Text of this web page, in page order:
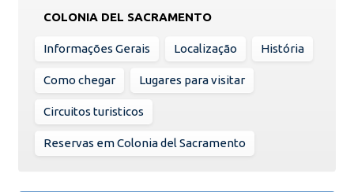
COLONIA DEL SACRAMENTO
Informações Gerais Localização História
Como chegar Lugares para visitar
Circuitos turisticos
Reservas em Colonia del Sacramento